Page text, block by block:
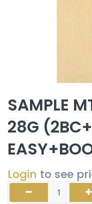
SAMPLE
28G
Login to see